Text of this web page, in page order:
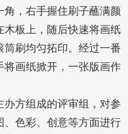
角，右手握住刷子蘸满颜
木板上，随后快速将画纸
筒刷均匀拓印。经过一番
将画纸掀开，一张版画作
方组成的评审组，对参
、色彩、创意等方面进行